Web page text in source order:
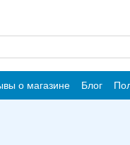
о магазине Блог